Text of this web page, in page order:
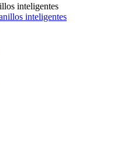
inteligentes
inteligentes